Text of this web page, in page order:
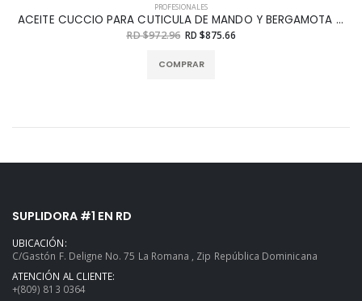
PROFESIONALES
ACEITE CUCCIO PARA CUTICULA DE MANDO Y BERGAMOTA 15 ML
RD $972.96 RD $875.66
COMPRAR
SUPLIDORA #1 EN RD
UBICACIÓN:
C/Gastón F. Deligne No. 75 La Romana , Zip República Dominicana
ATENCIÓN AL CLIENTE:
+(809) 813 0364